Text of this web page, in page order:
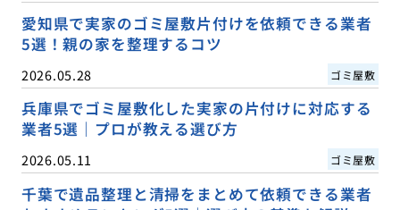
愛知県で実家のゴミ屋敷片付けを依頼できる業者
5選！親の家を整理するコツ
2026.05.28 ゴミ屋敷
兵庫県でゴミ屋敷化した実家の片付けに対応する
業者5選｜プロが教える選び方
2026.05.11 ゴミ屋敷
千葉で遺品整理と清掃をまとめて依頼できる業者